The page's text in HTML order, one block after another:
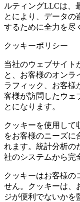
ルティングLLCは、
とにより、データの
するために全力を尽
クッキーポリシー
当社のウェブサイト
と、お客様のオンラ
ラフィック、お客様
客様が訪問したウェ
とになります。
クッキーを使用して
をお客様のニーズに
れます。統計分析の
社のシステムから完
クッキーはお客様の
せん。クッキーは、
ジが便利でないかを